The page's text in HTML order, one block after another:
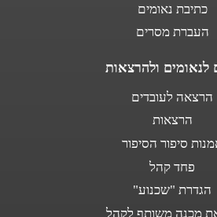
כתיבת נאומים
העברת מסרים
לנאומים ולהרצאות
הרצאה לעובדים
הרצאות
סיפור הסיפור
פחד קהל
הגדרת "שכנוע"
מכנה משותף לקהל